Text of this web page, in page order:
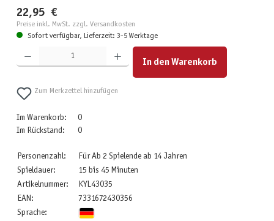
22,95 €
Preise inkl. MwSt. zzgl. Versandkosten
Sofort verfügbar, Lieferzeit: 3-5 Werktage
Produkt Anzahl: Gib den gewünschten Wert ein oder benutze die Schaltflächen um die Anzahl zu
In den Warenkorb
Zum Merkzettel hinzufügen
Im Warenkorb:
0
Im Rückstand:
0
Personenzahl:
Für Ab 2 Spielende ab 14 Jahren
Spieldauer:
15 bis 45 Minuten
Artikelnummer:
KYL43035
EAN:
7331672430356
Sprache: